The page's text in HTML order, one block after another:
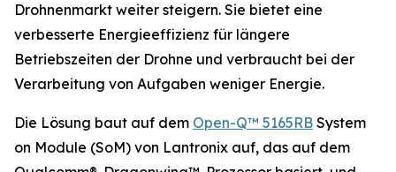
Drohnenmarkt weiter steigern. Sie bietet eine
verbesserte Energieeffizienz für längere
Betriebszeiten der Drohne und verbraucht bei der
Verarbeitung von Aufgaben weniger Energie.
Die Lösung baut auf dem Open-Q™ 5165RB System
on Module (SoM) von Lantronix auf, das auf dem